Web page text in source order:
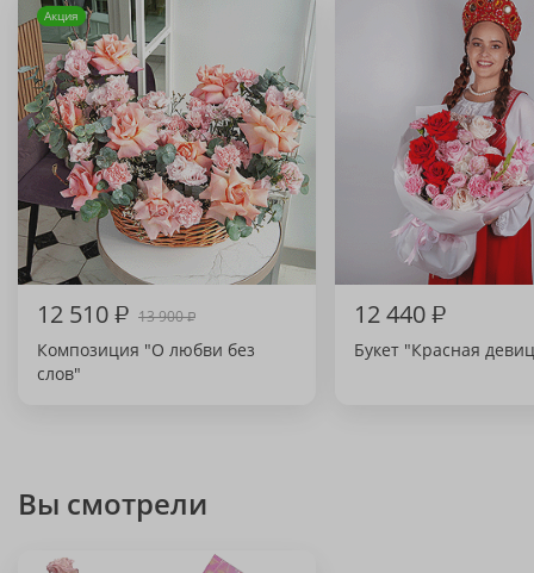
Акция
12 510₽ 13 900₽
Композиция "О любви без
слов"
12 440₽
Букет "Красная
Вы смотрели